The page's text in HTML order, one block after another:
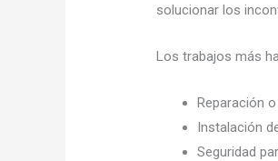
solucionar los
Los trabajos más
Reparación
Instalación
Seguridad